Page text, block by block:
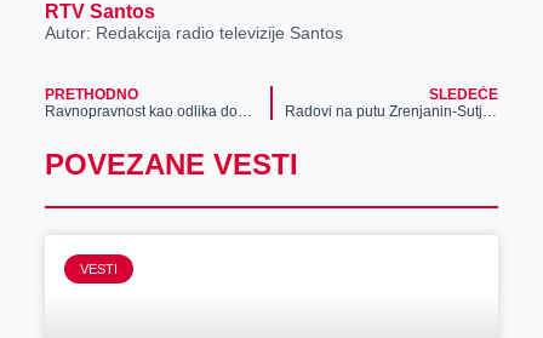
RTV Santos
Autor: Redakcija radio televizije Santos
PRETHODNO
Ravnopravnost kao odlika dobrog poslovanja: U kompaniji Meridian žene pokreću poslovne uspehe
SLEDEĆE
Radovi na putu Zrenjanin-Sutjeska
POVEZANE VESTI
VESTI